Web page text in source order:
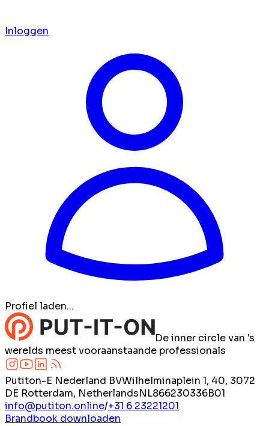
Inloggen
Profiel laden...
De inner circle van 's
werelds meest vooraanstaande professionals
Putiton-E Nederland BVWilhelminaplein 1, 40, 3072
DE Rotterdam, NetherlandsNL866230336B01
info@putiton.online/+31 6 23221201
Brandbook downloaden